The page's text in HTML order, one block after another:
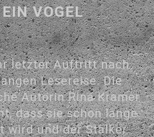
EIN VOGEL
letzter Auftritt nach
Lesereise. Die
Autorin Rina Kramer
dass sie schon lange
wird und der Stalker